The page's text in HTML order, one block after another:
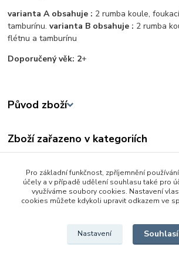
varianta A obsahuje : 2 rumba koule,
tamburínu.varianta B obsahuje : 2 rumba
flétnu a tamburínu
Doporučený věk: 2+
Původ zboží
Zboží zařazeno v kategoriích
Baby hračky od 0 - 3 let
Pianka - hudební nástroje
Pro základní funkčnost, zpříjemnění
účely a v případě udělení souhlasu také pro
využíváme soubory cookies. Nastavení
cookies můžete kdykoli upravit odkazem ve
Nastavení